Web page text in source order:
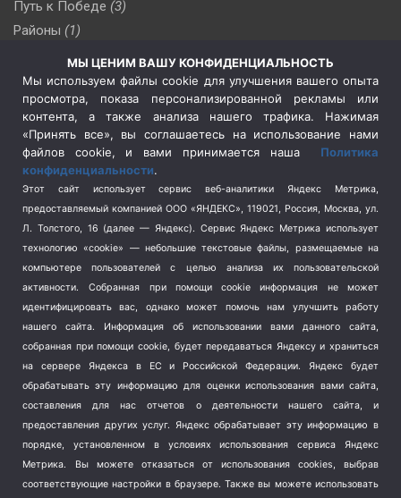
Путь к Победе (3)
Районы (1)
(510)
Сельское хозяйство (3)
Социальная политика
(3)
Спецоперация в Украине
Спецоперация на Украине
(404)
Спорт (740)
Терроризм (1)
Транспорт (262)
Туризм (178)
Флот (76)
Школа и спорт (2)
Экология (8)
Экономика (1172)
МЫ ЦЕНИМ ВАШУ КОНФИДЕНЦИАЛЬНОСТЬ
Мы используем файлы cookie для улучшения вашего опыта
просмотра, показа персонализированной рекламы или
контента, а также анализа нашего трафика. Нажимая
«Принять все», вы соглашаетесь на использование нами
файлов cookie, и вами принимается наша Политика
конфиденциальности.
Этот сайт использует сервис веб-аналитики Яндекс Метрика,
предоставляемый компанией ООО «ЯНДЕКС», 119021, Россия, Москва, ул.
Л. Толстого, 16 (далее — Яндекс). Сервис Яндекс Метрика использует
технологию «cookie» — небольшие текстовые файлы, размещаемые на
компьютере пользователей с целью анализа их пользовательской
активности.
Собранная при помощи cookie информация не может
идентифицировать вас, однако может помочь нам улучшить работу
нашего сайта. Информация об использовании вами данного сайта,
собранная при помощи cookie, будет передаваться Яндексу и храниться
на сервере Яндекса в ЕС и Российской Федерации. Яндекс будет
обрабатывать эту информацию для оценки использования вами сайта,
составления для нас отчетов о деятельности нашего сайта, и
предоставления других услуг. Яндекс обрабатывает эту информацию в
порядке, установленном в условиях использования сервиса Яндекс
Метрика.
Вы можете отказаться от использования cookies, выбрав
соответствующие настройки в браузере. Также вы можете использовать